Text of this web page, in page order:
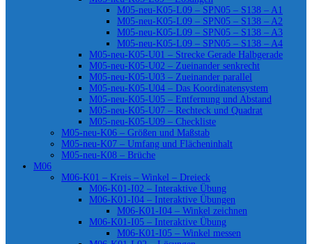
M05-neu-K05-L09 – SPN05 – S138 – A1
M05-neu-K05-L09 – SPN05 – S138 – A2
M05-neu-K05-L09 – SPN05 – S138 – A3
M05-neu-K05-L09 – SPN05 – S138 – A4
M05-neu-K05-U01 – Strecke Gerade Halbgerade
M05-neu-K05-U02 – Zueinander senkrecht
M05-neu-K05-U03 – Zueinander parallel
M05-neu-K05-U04 – Das Koordinatensystem
M05-neu-K05-U05 – Entfernung und Abstand
M05-neu-K05-U07 – Rechteck und Quadrat
M05-neu-K05-U09 – Checkliste
M05-neu-K06 – Größen und Maßstab
M05-neu-K07 – Umfang und Flächeninhalt
M05-neu-K08 – Brüche
M06
M06-K01 – Kreis – Winkel – Dreieck
M06-K01-I02 – Interaktive Übung
M06-K01-I04 – Interaktive Übungen
M06-K01-I04 – Winkel zeichnen
M06-K01-I05 – Interaktive Übung
M06-K01-I05 – Winkel messen